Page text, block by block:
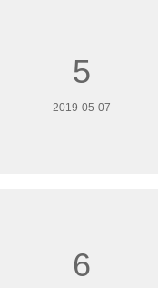
5
2019-05-07
6